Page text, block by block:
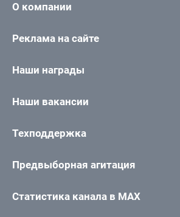
О компании
Реклама на сайте
Наши награды
Наши вакансии
Техподдержка
Предвыборная агитация
Статистика канала в MAX